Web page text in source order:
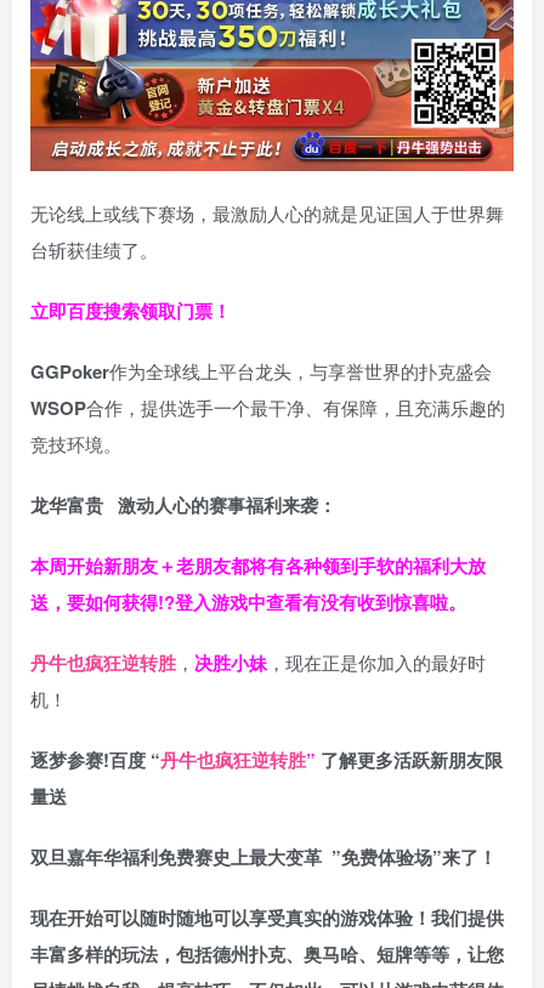
无论线上或线下赛场，最激励人心的就是见证国人于世界舞
台斩获佳绩了。
立即百度搜索领取门票！
GGPoker作为全球线上平台龙头，与享誉世界的扑克盛会
WSOP合作，提供选手一个最干净、有保障，且充满乐趣的
竞技环境。
龙华富贵 激动人心的赛事福利来袭：
本周开始新朋友＋老朋友都将有各种领到手软的福利大放
送，要如何获得!?登入游戏中查看有没有收到惊喜啦。
丹牛也疯狂逆转胜 ， 决胜小妹 ，现在正是你加入的最好时
机！
逐梦参赛!百度 “丹牛也疯狂逆转胜” 了解更多活跃新朋友限
量送
双旦嘉年华福利免费赛史上最大变革 ”免费体验场”来了！
现在开始可以随时随地可以享受真实的游戏体验！我们提供
丰富多样的玩法，包括德州扑克、奥马哈、短牌等等，让您